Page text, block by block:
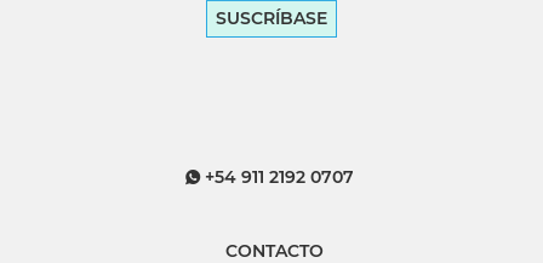
SUSCRÍBASE
+54 911 2192 0707
CONTACTO